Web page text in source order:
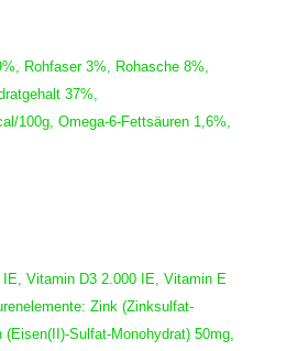
Rohfaser 3%, Rohasche 8%,
37%,
100g, Omega-6-Fettsäuren 1,6%,
Vitamin D3 2.000 IE, Vitamin E
Zink (Zinksulfat-
(Eisen(II)-Sulfat-Monohydrat) 50mg,